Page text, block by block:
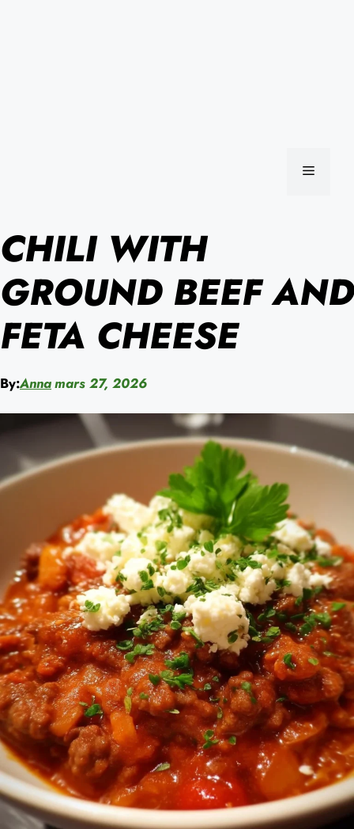
MENU
CHILI WITH
GROUND BEEF AND
FETA CHEESE
By:Annamars 27, 2026